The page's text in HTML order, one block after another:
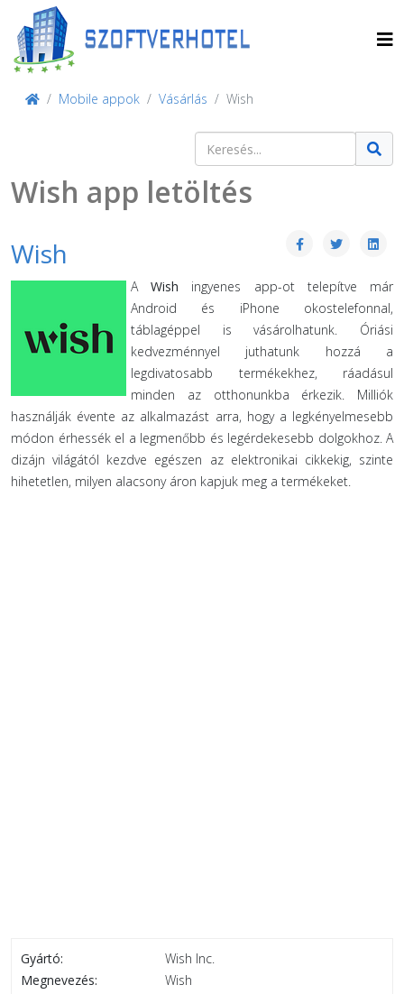
Mobile appok Vásárlás Wish
Keresés
Wish app letöltés
Wish
AWish ingyenes app-ot telepítve már
Android és iPhone okostelefonnal,
táblagéppel is vásárolhatunk. Óriási
kedvezménnyel juthatunk hozzá a
legdivatosabb termékekhez, ráadásul
minden az otthonunkba érkezik. Milliók
használják évente az alkalmazást arra, hogy a legkényelmesebb
módon érhessék el a legmenőbb és legérdekesebb dolgokhoz. A
dizájn világától kezdve egészen az elektronikai cikkekig, szinte
hihetetlen, milyen alacsony áron kapjuk meg a termékeket.
Gyártó:
Wish Inc.
Megnevezés:
Wish